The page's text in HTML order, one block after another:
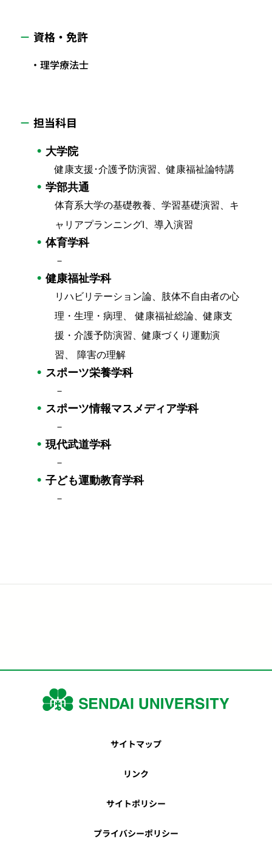
資格・免許
理学療法士
担当科目
大学院
健康支援･介護予防演習、健康福祉論特講
学部共通
体育系大学の基礎教養、学習基礎演習、キ
ャリアプランニングI、導入演習
体育学科
－
健康福祉学科
リハビリテーション論、肢体不自由者の心
理・生理・病理、 健康福祉総論、健康支
援・介護予防演習、健康づくり運動演
習、 障害の理解
スポーツ栄養学科
－
スポーツ情報マスメディア学科
－
現代武道学科
－
子ども運動教育学科
－
サイトマップ
リンク
サイトポリシー
プライバシーポリシー